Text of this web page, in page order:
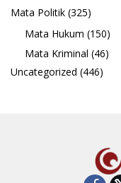
Mata Politik (325)
Mata Hukum (150)
Mata Kriminal (46)
Uncategorized (446)